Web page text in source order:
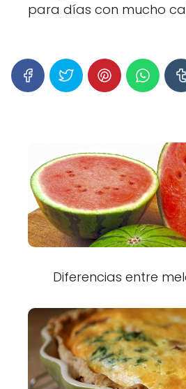
para días con mucho
Diferencias entre